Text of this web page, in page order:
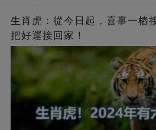
生肖虎：從今日起，喜事一樁
把好運接回家！